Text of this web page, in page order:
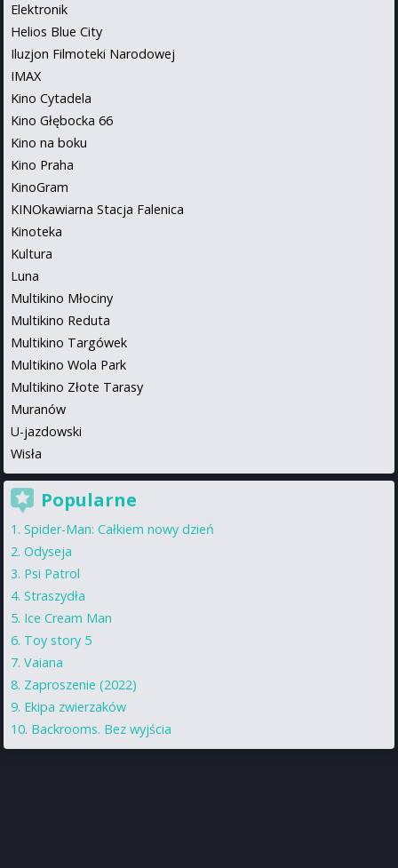
Elektronik
Helios Blue City
Iluzjon Filmoteki Narodowej
IMAX
Kino Cytadela
Kino Głębocka 66
Kino na boku
Kino Praha
KinoGram
KINOkawiarna Stacja Falenica
Kinoteka
Kultura
Luna
Multikino Młociny
Multikino Reduta
Multikino Targówek
Multikino Wola Park
Multikino Złote Tarasy
Muranów
U-jazdowski
Wisła
Popularne
Spider-Man: Całkiem nowy dzień
Odyseja
Psi Patrol
Straszydła
Ice Cream Man
Toy story 5
Vaiana
Zaproszenie (2022)
Ekipa zwierzaków
Backrooms. Bez wyjścia